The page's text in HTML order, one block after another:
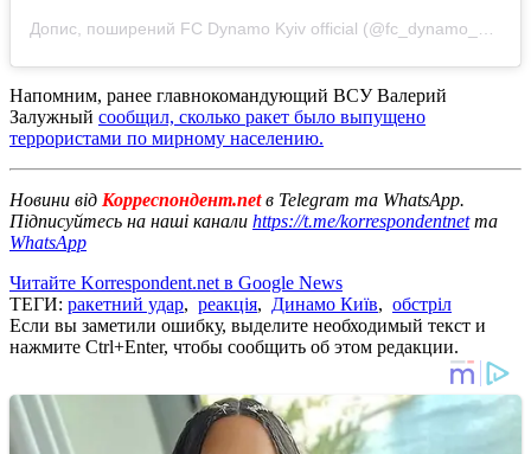
Допис, поширений FC Dynamo Kyiv official (@fc_dynamo_kyiv)
Напомним, ранее главнокомандующий ВСУ Валерий
Залужный сообщил, сколько ракет было выпущено
террористами по мирному населению.
Новини від Корреспондент.netв Telegram та WhatsApp.
Підписуйтесь на наші канали https://t.me/korrespondentnetта
WhatsApp
Читайте Korrespondent.net в Google News
ТЕГИ: ракетний удар, реакція, Динамо Київ, обстріл
Если вы заметили ошибку, выделите необходимый текст и
нажмите Ctrl+Enter, чтобы сообщить об этом редакции.